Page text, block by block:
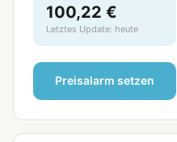
100,22 €
Letztes Update: heute
Preisalarm setzen